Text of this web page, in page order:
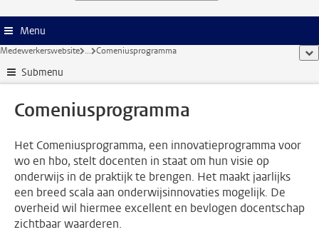
Menu
Medewerkerswebsite ... Comeniusprogramma
Submenu
Comeniusprogramma
Het Comeniusprogramma, een innovatieprogramma voor
wo en hbo, stelt docenten in staat om hun visie op
onderwijs in de praktijk te brengen. Het maakt jaarlijks
een breed scala aan onderwijsinnovaties mogelijk. De
overheid wil hiermee excellent en bevlogen docentschap
zichtbaar waarderen.